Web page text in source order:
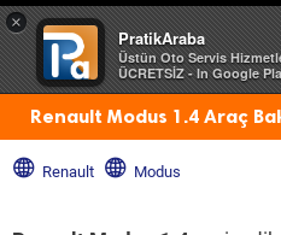
×
PratikAraba
Üstün Oto Servis
ÜCRETSİZ - In Google
Renault Modus 1.4 Araç
Renault Modus